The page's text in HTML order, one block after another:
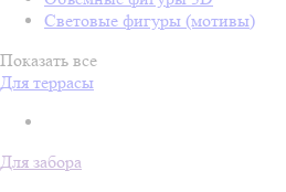
Световые фигуры (мотивы)
Показать все
Для террасы
Для забора